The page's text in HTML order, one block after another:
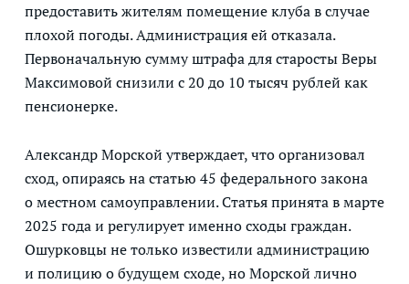
предоставить жителям помещение клуба в случае
плохой погоды. Администрация ей отказала.
Первоначальную сумму штрафа для старосты Веры
Максимовой снизили с 20 до 10 тысяч рублей как
пенсионерке.
Александр Морской утверждает, что организовал
сход, опираясь на статью 45 федерального закона
о местном самоуправлении. Статья принята в марте
2025 года и регулирует именно сходы граждан.
Ошурковцы не только известили администрацию
и полицию о будущем сходе, но Морской лично